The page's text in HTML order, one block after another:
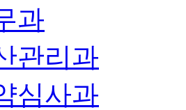
과
관리과
심사과